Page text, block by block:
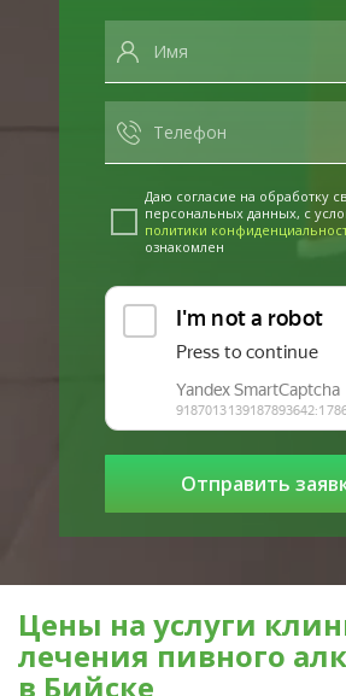
Даю согласие на обработку
персональных данных, с
политики
ознакомлен
Цены на услуги
лечения пивного
в Бийске